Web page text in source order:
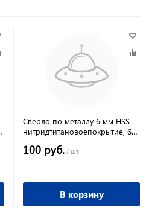
Сверло по металлу 6 мм HSS
нитридтитановоепокрытие, 6-
100 руб. / шт
В корзину